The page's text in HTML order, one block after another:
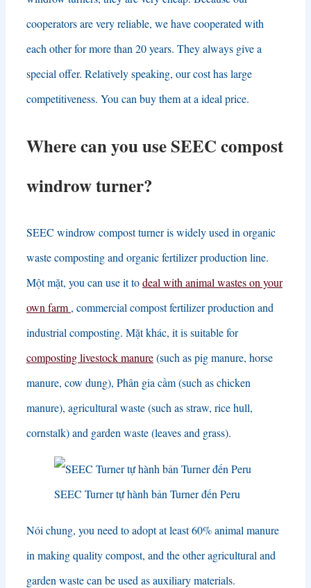
cooperators are very reliable, we have cooperated with
each other for more than 20years. They always give a
special offer. Relatively speaking, our cost has large
competitiveness. You can buy them at a ideal price.
Where can you use SEEC compost
windrow turner?
SEEC windrow compost turner is widely used in organic
waste composting and organic fertilizer production line.
Một mặt, you can use it todeal with animal wastes on your
own farm , commercial compost fertilizer production and
industrial composting. Mặt khác, it is suitable for
composting livestock manure(such as pig manure, horse
manure, cow dung), Phân gia cầm (such as chicken
manure), agricultural waste(such as straw, rice hull,
cornstalk)and garden waste(leaves and grass).
SEEC Turner tự hành bản Turner đến Peru
Nói chung, you need to adopt at least60%animal manure
in making quality compost, and the other agricultural and
garden waste can be used as auxiliary materials.